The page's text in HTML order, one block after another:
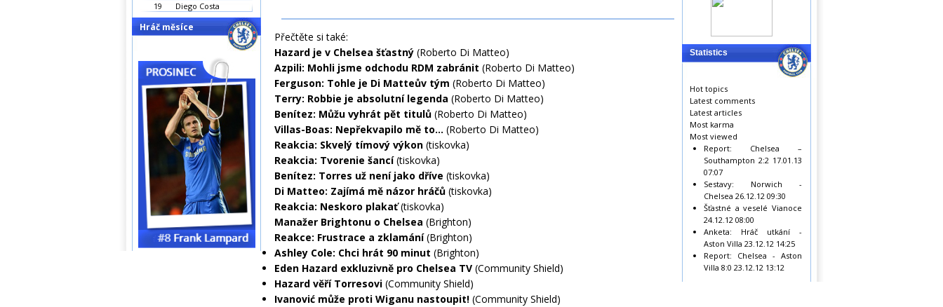
Přečtěte si také:
Hazard je v Chelsea šťastný (Roberto Di Matteo)
Azpili: Mohli jsme odchodu RDM zabránit (Roberto Di Matteo)
Ferguson: Tohle je Di Matteův tým (Roberto Di Matteo)
Terry: Robbie je absolutní legenda (Roberto Di Matteo)
Benítez: Můžu vyhrát pět titulů (Roberto Di Matteo)
Villas-Boas: Nepřekvapilo mě to... (Roberto Di Matteo)
Reakcia: Skvelý tímový výkon (tiskovka)
Reakcia: Tvorenie šancí (tiskovka)
Benítez: Torres už není jako dříve (tiskovka)
Di Matteo: Zajímá mě názor hráčů (tiskovka)
Reakcia: Neskoro plakať (tiskovka)
Manažer Brightonu o Chelsea (Brighton)
Reakce: Frustrace a zklamání (Brighton)
Ashley Cole: Chci hrát 90 minut (Brighton)
Eden Hazard exkluzivně pro Chelsea TV (Community Shield)
Hazard věří Torresovi (Community Shield)
Ivanović může proti Wiganu nastoupit! (Community Shield)
19
Diego Costa
Hráč měsíce
Statistics
Hot topics
Latest comments
Latest articles
Most karma
Most viewed
Report: Chelsea –
Southampton 2:2 17.01.13
07:07
Sestavy: Norwich -
Chelsea 26.12.12 09:30
Šťastné a veselé Vianoce
24.12.12 08:00
Anketa: Hráč utkání -
Aston Villa 23.12.12 14:25
Report: Chelsea - Aston
Villa 8:0 23.12.12 13:12